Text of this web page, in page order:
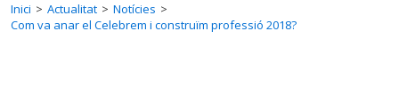
Inici Actualitat
Notícies
Com va anar el Celebrem i construïm professió 2018?